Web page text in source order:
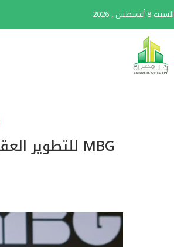
السبت 8 أغسطس , 2026